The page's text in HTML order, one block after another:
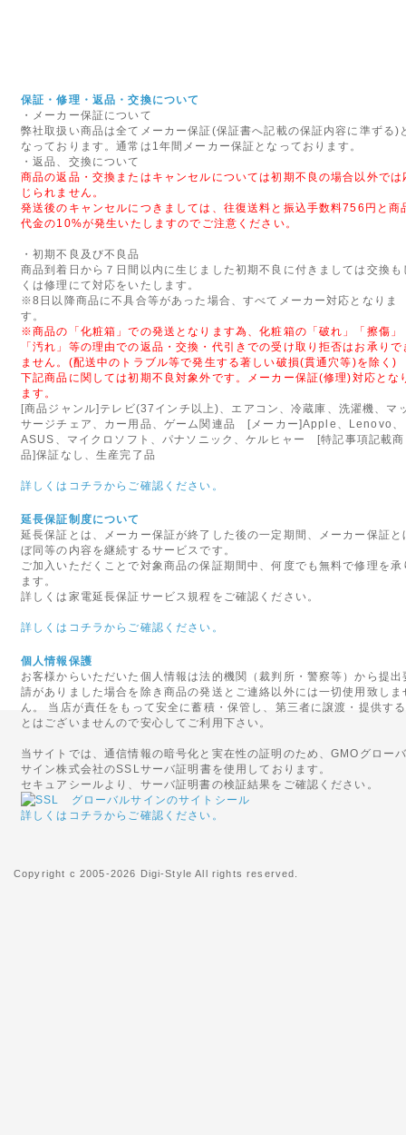
かげをもちまして、新規ウェブ
せていただく運びとなりました
今後も変わらぬご愛顧のほど宜
2014年05月17日
ヨーロッパ・アメリカで数々の
ん。はるかに創造的で楽しさが
優れた教育向けの組み立てブロ
MORPHUN JAPAN
の販売を実現いたしました。
2014年09月29日
◇代金引換手数料と基本送
行わせていただきます。
2015年08月27日
<重要>富士通ノートパソコ
された一部のバッテリパックに
テリパックの交換・回収を自主
2016年06月16日
ヤマト運輸の運賃改定にともな
(茨城県、栃木県、群馬県、埼
の基本送料が「無料」となり
◇初期不良対象外メーカー
保証・修理・返品・交換について
・メーカー保証について
弊社取扱い商品は全てメーカー保証(保証書へ記載の保証内容に準ずる)
なっております。通常は1年間メーカー保証となっております。
・返品、交換について
商品の返品・交換またはキャンセルについては初期不良の場合以外では
じられません。
発送後のキャンセルにつきましては、往復送料と振込手数料756円と商
代金の10%が発生いたしますのでご注意ください。
・初期不良及び不良品
商品到着日から７日間以内に生じました初期不良に付きましては交換も
くは修理にて対応をいたします。
※8日以降商品に不具合等があった場合、すべてメーカー対応となりま
す。
※商品の「化粧箱」での発送となります為、化粧箱の「破れ」「擦傷」
「汚れ」等の理由での返品・交換・代引きでの受け取り拒否はお承りで
ません。(配送中のトラブル等で発生する著しい破損(貫通穴等)を除く)
下記商品に関しては初期不良対象外です。メーカー保証(修理)対応とな
ます。
[商品ジャンル]テレビ(37インチ以上)、エアコン、冷蔵庫、洗濯機、マ
サージチェア、カー用品、ゲーム関連品 [メーカー]Apple、Lenovo、
ASUS、マイクロソフト、パナソニック、ケルヒャー [特記事項記載商
品]保証なし、生産完了品
詳しくはコチラからご確認ください。
延長保証制度について
延長保証とは、メーカー保証が終了した後の一定期間、メーカー保証と
ぼ同等の内容を継続するサービスです。
ご加入いただくことで対象商品の保証期間中、何度でも無料で修理を承
ます。
詳しくは家電延長保証サービス規程をご確認ください。
詳しくはコチラからご確認ください。
個人情報保護
お客様からいただいた個人情報は法的機関（裁判所・警察等）から提出
請がありました場合を除き商品の発送とご連絡以外には一切使用致しま
ん。 当店が責任をもって安全に蓄積・保管し、第三者に譲渡・提供す
とはございませんので安心してご利用下さい。
当サイトでは、通信情報の暗号化と実在性の証明のため、GMOグロー
サイン株式会社のSSLサーバ証明書を使用しております。
セキュアシールより、サーバ証明書の検証結果をご確認ください。
詳しくはコチラからご確認ください。
Copyright c 2005-2026 Digi-Style All rights reserved.